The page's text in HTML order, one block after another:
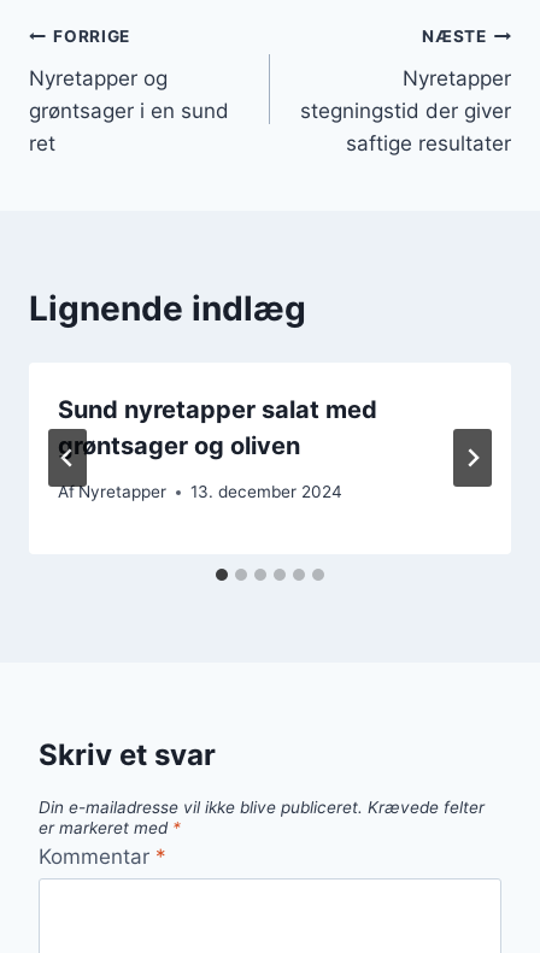
Indlægsnavigation
FORRIGE
Nyretapper og
grøntsager i en sund
ret
NÆSTE
Nyretapper
stegningstid der giver
saftige resultater
Lignende indlæg
Sund nyretapper salat med
grøntsager og oliven
AfNyretapper 13. december 2024
Skriv et svar
Din e-mailadresse vil ikke blive publiceret. Krævede felter
er markeret med *
Kommentar *